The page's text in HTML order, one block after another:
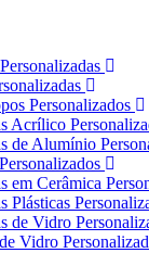
Personalizados
Acrílico
de Alumínio
em Cerâmica
Plásticas
de Vidro
Vidro